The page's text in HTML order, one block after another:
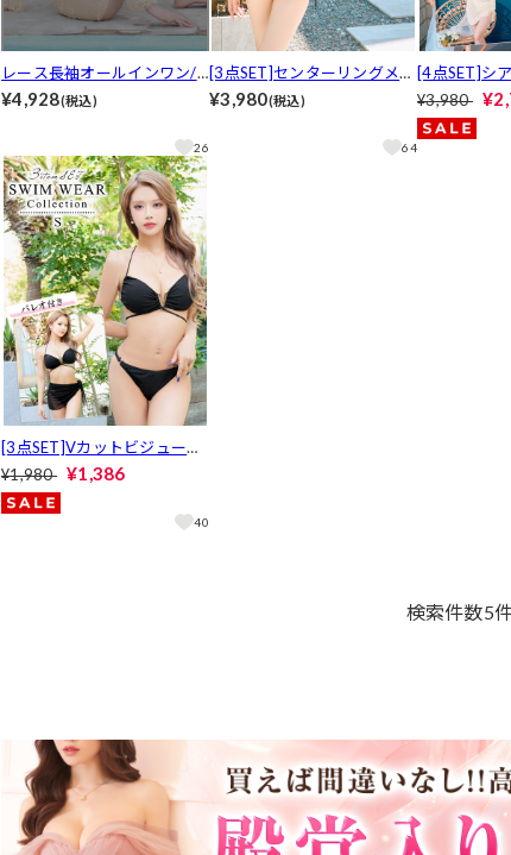
レース長袖オールインワン/
水着【dazzy beach/2026ビ
¥4,928(税込)
26
[3点SET]センターリングメッ
シュレースアップビキニワン
¥3,980(税込)
64
[4点SET]シ
ン長袖ビキ
each/2026ビ
¥3,980
[3点SET]Vカットビジューチ
ュールパレオビキニ/水着【d
azzy beach/2026ビキニ】
¥1,980 ¥1,386
40
検索件数5